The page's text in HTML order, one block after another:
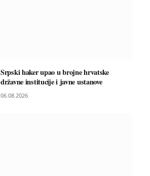
Srpski haker upao u brojne hrvatske
državne institucije i javne ustanove
06.08.2026